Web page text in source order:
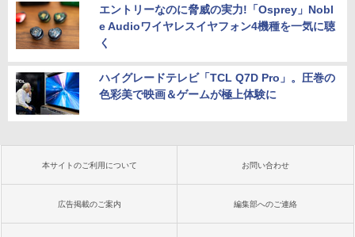
エントリーなのに脅威の実力!「Osprey」Nobl
e Audioワイヤレスイヤフォン4機種を一気に聴
く
ハイグレードテレビ「TCL Q7D Pro」。圧巻の
色彩美で映画＆ゲームが極上体験に
本サイトのご利用について お問い合わせ
広告掲載のご案内 編集部へのご連絡